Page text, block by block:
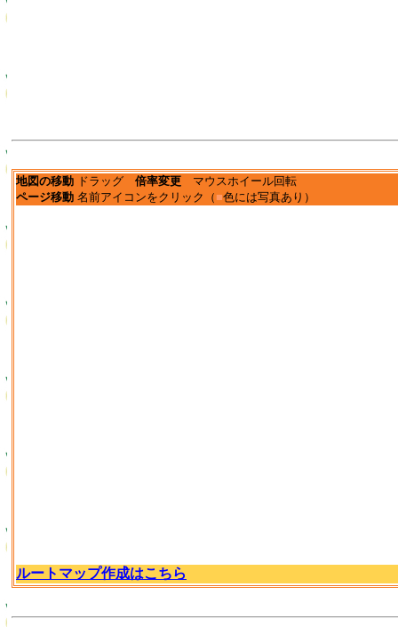
地図の移動 ドラッグ 倍率変更 マウスホイール回転
ページ移動 名前アイコンをクリック（ ■色には写真あり）
ルートマップ作成はこちら